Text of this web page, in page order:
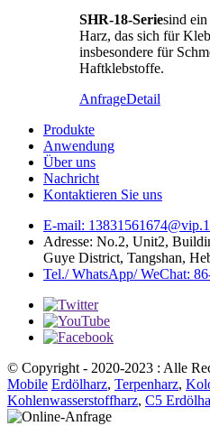
SHR-18-Seriesind ein
Harz, das sich für
insbesondere für
Haftklebstoffe.
AnfrageDetail
Produkte
Anwendung
Über uns
Nachricht
Kontaktieren Sie uns
E-mail:
Adresse: No.2, Unit2,
Guye District, Tangshan,
Tel./ WhatsApp/ WeChat:
© Copyright - 2020-2023 : Alle
Mobile Erdölharz, Terpenharz,
Kohlenwasserstoffharz, C5